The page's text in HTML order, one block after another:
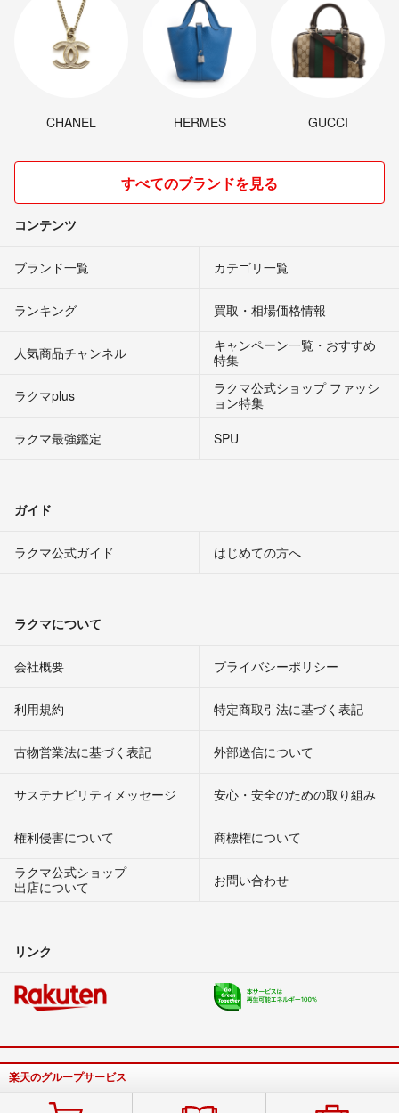
CHANEL HERMES GUCCI
すべてのブランドを見る
コンテンツ
ブランド一覧 カテゴリ一覧
ランキング 買取・相場価格情報
人気商品チャンネル
キャンペーン一覧・おすすめ
特集
ラクマplus
ラクマ公式ショップ ファッシ
ョン特集
ラクマ最強鑑定
SPU
ガイド
ラクマ公式ガイド はじめての方へ
ラクマについて
会社概要 プライバシーポリシー
利用規約 特定商取引法に基づく表記
古物営業法に基づく表記 外部送信について
サステナビリティメッセージ 安心・安全のための取り組み
権利侵害について
商標権について
ラクマ公式ショップ
出店について
お問い合わせ
リンク
楽天のグループサービス